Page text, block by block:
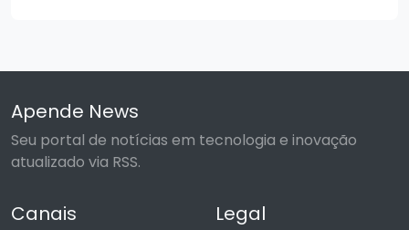
Apende News
Seu portal de notícias em tecnologia e inovação
atualizado via RSS.
Canais Legal